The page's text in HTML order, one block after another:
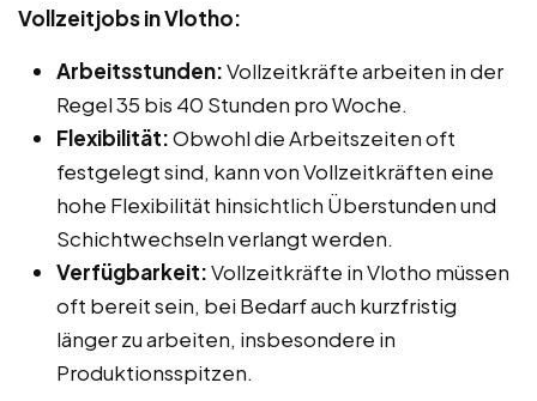
Vollzeitjobs in Vlotho:
Arbeitsstunden:Vollzeitkräfte arbeiten in der
Regel 35 bis 40 Stunden pro Woche.
Flexibilität:Obwohl die Arbeitszeiten oft
festgelegt sind, kann von Vollzeitkräften eine
hohe Flexibilität hinsichtlich Überstunden und
Schichtwechseln verlangt werden.
Verfügbarkeit:Vollzeitkräfte in Vlotho müssen
oft bereit sein, bei Bedarf auch kurzfristig
länger zu arbeiten, insbesondere in
Produktionsspitzen.